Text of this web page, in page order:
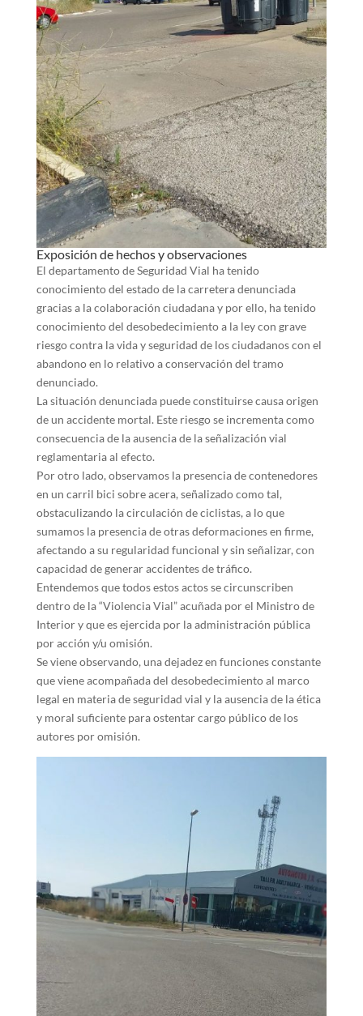
Exposición de hechos y observaciones
El departamento de Seguridad Vial ha tenido
conocimiento del estado de la carretera denunciada
gracias a la colaboración ciudadana y por ello, ha tenido
conocimiento del desobedecimiento a la ley con grave
riesgo contra la vida y seguridad de los ciudadanos con el
abandono en lo relativo a conservación del tramo
denunciado.
La situación denunciada puede constituirse causa origen
de un accidente mortal. Este riesgo se incrementa como
consecuencia de la ausencia de la señalización vial
reglamentaria al efecto.
Por otro lado, observamos la presencia de contenedores
en un carril bici sobre acera, señalizado como tal,
obstaculizando la circulación de ciclistas, a lo que
sumamos la presencia de otras deformaciones en firme,
afectando a su regularidad funcional y sin señalizar, con
capacidad de generar accidentes de tráfico.
Entendemos que todos estos actos se circunscriben
dentro de la “Violencia Vial” acuñada por el Ministro de
Interior y que es ejercida por la administración pública
por acción y/u omisión.
Se viene observando, una dejadez en funciones constante
que viene acompañada del desobedecimiento al marco
legal en materia de seguridad vial y la ausencia de la ética
y moral suficiente para ostentar cargo público de los
autores por omisión.